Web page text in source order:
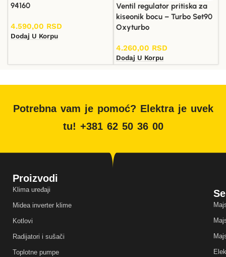
94160
4.590,00 RSD
Dodaj U Korpu
Ventil regulator pritiska za
kiseonik bocu – Turbo Set90
Oxyturbo
4.260,00 RSD
Dodaj U Korpu
Potrebna vam je pomoć? Elektra je uvek
tu! +381 62 50 36 00
Proizvodi
Klima uređaji
Midea inverter klime
Kotlovi
Radijatori i sušači
Toplotne pumpe